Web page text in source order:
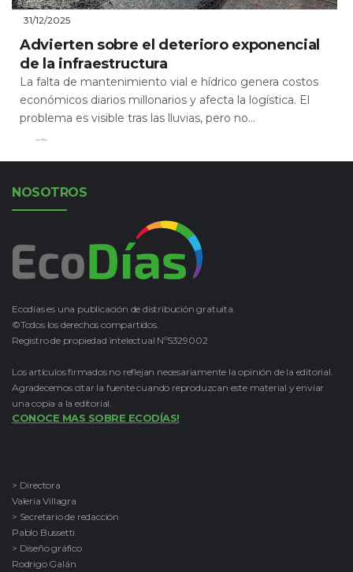
31/12/2025
Advierten sobre el deterioro exponencial
de la infraestructura
La falta de mantenimiento vial e hídrico genera costos
económicos diarios millonarios y afecta la logística. El
problema es visible tras las lluvias, pero no...
Leer Más
NOSOTROS
Ecodías es una publicación de distribución gratuita.
©Todos los derechos compartidos.
Registro de propiedad intelectual Nº5329002
Los artículos firmados no reflejan necesariamente la opinión de la editorial.
Agradecemos citar la fuente cuando reproduzcan este material y enviar
una copia a la editorial.
CONOCE MAS SOBRE ECODÍAS!
> Directora
Valeria Villagra
> Secretario de redacción
Pablo Bussetti
> Diseño gráfico
Rodrigo Galán